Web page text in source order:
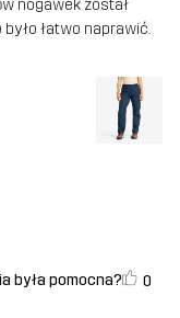
nogawek został
łatwo naprawić.
była pomocna? 0